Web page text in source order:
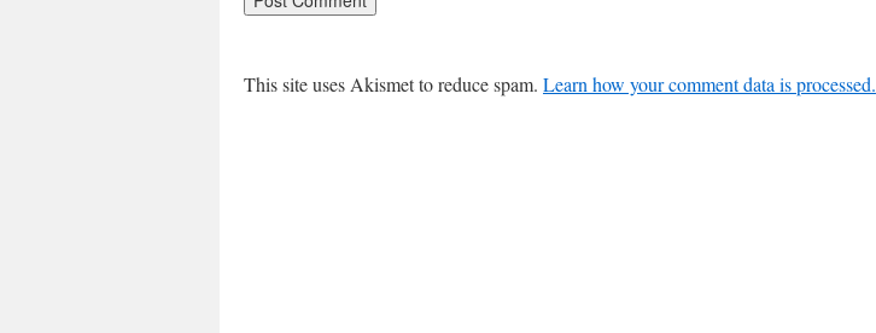
This site uses Akismet to reduce spam. Learn how your comment data is processed.